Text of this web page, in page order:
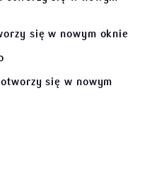
się w nowym oknie
otworzy się w nowym